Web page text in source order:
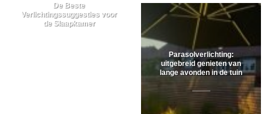
De Beste
Verlichtingssuggesties voor
de Slaapkamer
Parasolverlichting:
uitgebreid genieten van
lange avonden in de tuin